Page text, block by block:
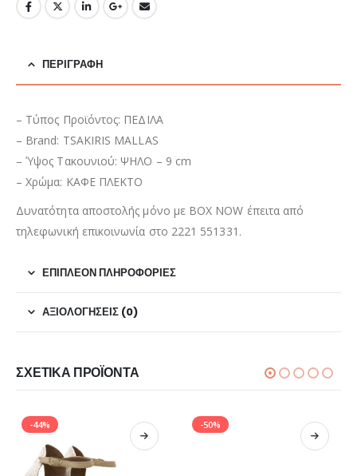
ΠΕΡΙΓΡΑΦΉ
– Τύπος Προϊόντος: ΠΕΔΙΛΑ
– Brand: TSAKIRIS MALLAS
– Ύψος Τακουνιού: ΨΗΛΟ – 9 cm
– Χρώμα: ΚΑΦΕ ΠΛΕΚΤΟ
Δυνατότητα αποστολής μόνο με BOX NOW έπειτα από
τηλεφωνική επικοινωνία στο 2221 551331.
ΕΠΙΠΛΈΟΝ ΠΛΗΡΟΦΟΡΊΕΣ
ΑΞΙΟΛΟΓΉΣΕΙΣ (0)
ΣΧΕΤΙΚΆ ΠΡΟΪΌΝΤΑ
-44% -50%